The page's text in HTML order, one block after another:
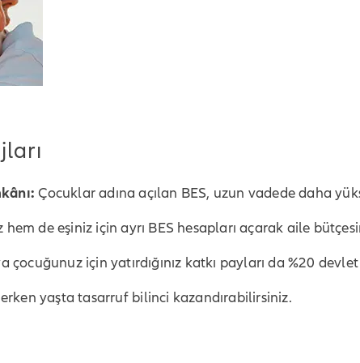
Çocuklar adına açılan BES, uzun vadede daha
hem de eşiniz için ayrı BES hesapları açarak aile
çocuğunuz için yatırdığınız katkı payları da %20
yaşta tasarruf bilinci kazandırabilirsiniz.